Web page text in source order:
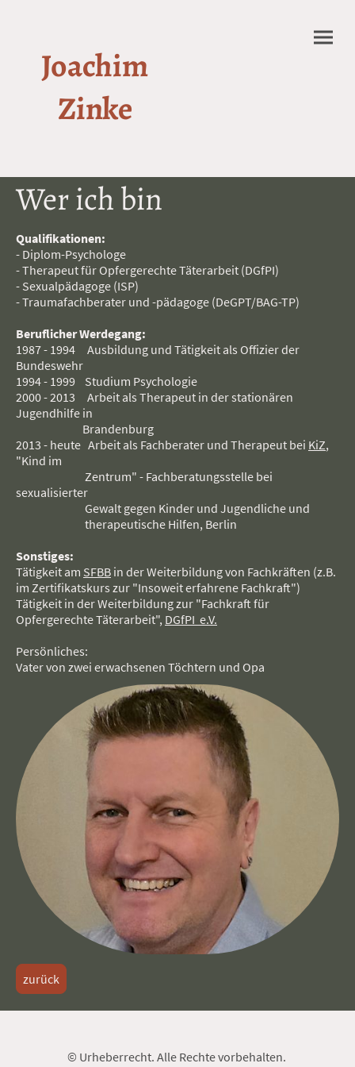
Joachim
Zinke
Wer ich bin
Qualifikationen:
- Diplom-Psychologe
- Therapeut für Opfergerechte Täterarbeit (DGfPI)
- Sexualpädagoge (ISP)
- Traumafachberater und -pädagoge (DeGPT/BAG-TP)
Beruflicher Werdegang:
1987 - 1994 Ausbildung und Tätigkeit als Offizier der
Bundeswehr
1994 - 1999 Studium Psychologie
2000 - 2013 Arbeit als Therapeut in der stationären
Jugendhilfe in
Brandenburg
2013 - heute Arbeit als Fachberater und Therapeut bei KiZ,
"Kind im
Zentrum" - Fachberatungsstelle bei
sexualisierter
Gewalt gegen Kinder und Jugendliche und
therapeutische Hilfen, Berlin
Sonstiges:
Tätigkeit am SFBB in der Weiterbildung von Fachkräften (z.B.
im Zertifikatskurs zur "Insoweit erfahrene Fachkraft")
Tätigkeit in der Weiterbildung zur "Fachkraft für
Opfergerechte Täterarbeit", DGfPI e.V.
Persönliches:
Vater von zwei erwachsenen Töchtern und Opa
zurück
© Urheberrecht. Alle Rechte vorbehalten.